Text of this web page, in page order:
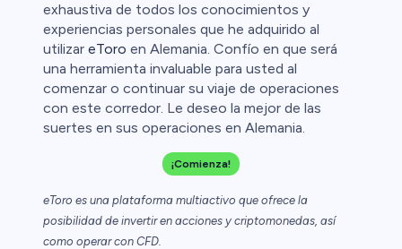
exhaustiva de todos los conocimientos y
experiencias personales que he adquirido al
utilizar eToro en Alemania. Confío en que será
una herramienta invaluable para usted al
comenzar o continuar su viaje de operaciones
con este corredor. Le deseo la mejor de las
suertes en sus operaciones en Alemania.
¡Comienza!
eToro es una plataforma multiactivo que ofrece la
posibilidad de invertir en acciones y criptomonedas, así
como operar con CFD.